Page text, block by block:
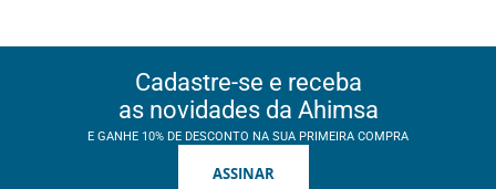
Cadastre-se e receba
as novidades da Ahimsa
E GANHE 10% DE DESCONTO NA SUA PRIMEIRA COMPRA
ASSINAR